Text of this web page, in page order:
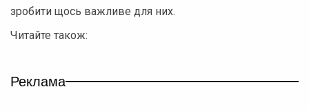
зробити щось важливе для них.
Читайте також:
Реклама